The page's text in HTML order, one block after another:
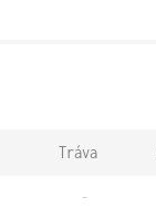
Tráva
-